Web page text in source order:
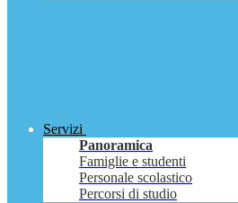
Servizi
Panoramica
Famiglie e studenti
Personale scolastico
Percorsi di studio